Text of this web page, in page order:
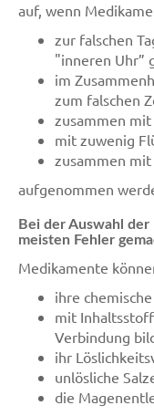
auf, wenn
zur falschen
"inneren Uhr”
im
zum falschen
zusammen
mit zuwenig
zusammen
aufgenommen
Bei der Auswahl
meisten Fehler
Medikamente
ihre
mit
Verbindung
ihr
unlösliche
die